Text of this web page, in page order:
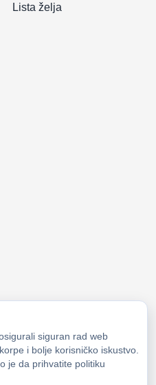
Lista želja
Sva prava zadržana
siguran rad web
i bolje korisničko iskustvo.
je da prihvatite politiku